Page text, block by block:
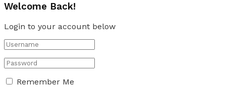
Welcome Back!
Login to your account below
Remember Me